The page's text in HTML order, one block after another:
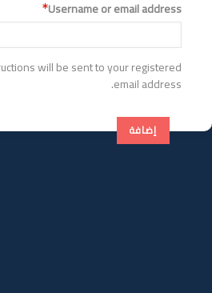
Username or email address
will be sent to your registered
email address.